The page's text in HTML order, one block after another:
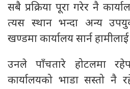
सबै प्रक्रिया पूरा गरेर नै
त्यस स्थान भन्दा अन्य
खण्डमा कार्यालय सार्न
उनले पाँचतारे होटलमा
कार्यालयको भाडा सस्तो नै